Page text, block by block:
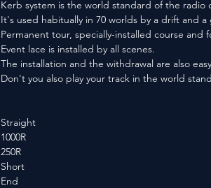
Kerb system is the world standard of the radio
It's used habitually in 70 worlds by a drift and a
Permanent tour, specially-installed course and
Event lace is installed by all scenes.
The installation and the withdrawal are also
Don't you also play your track in the world
Straight
1000R
250R
Short
End